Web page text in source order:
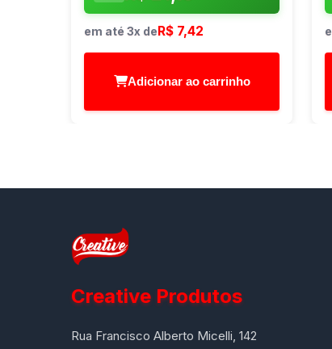
em até 3x deR$ 7,42
Adicionar ao carrinho
Creative Produtos
Rua Francisco Alberto Micelli, 142